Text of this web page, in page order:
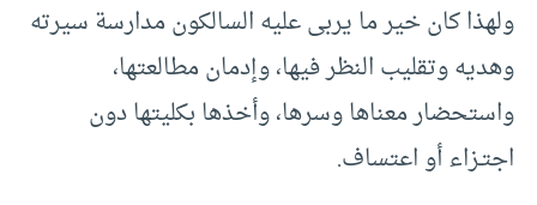
ولهذا كان خير ما يربى عليه السالكون مدارسة سيرته
وهديه وتقليب النظر فيها، وإدمان مطالعتها،
واستحضار معناها وسرها، وأخذها بكليتها دون
اجتـزاء أو اعتساف.